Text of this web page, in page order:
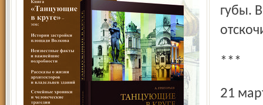
губы.
***
21 марта около часу ночи на улице Фурманова трое